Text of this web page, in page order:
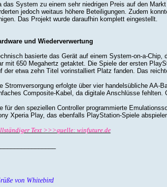
das System zu einem sehr niedrigen Preis auf den
jedoch weitaus höhere Beteiligungen. Zudem
Das Projekt wurde daraufhin komplett eingestellt.
und Wiederverwertung
basierte das Gerät auf einem System-on-a-
mit 650 Megahertz getaktet. Die Spiele der ersten
der etwa zehn Titel vorinstalliert Platz fanden. Das
Stromversorgung erfolgte über vier handelsübliche AA-
Composite-Kabel, da digitale Anschlüsse
für den speziellen Controller programmierte
Xperia Play, das ebenfalls PlayStation-Spiele
Text >>>quelle: winfuture.de
von Whitebird